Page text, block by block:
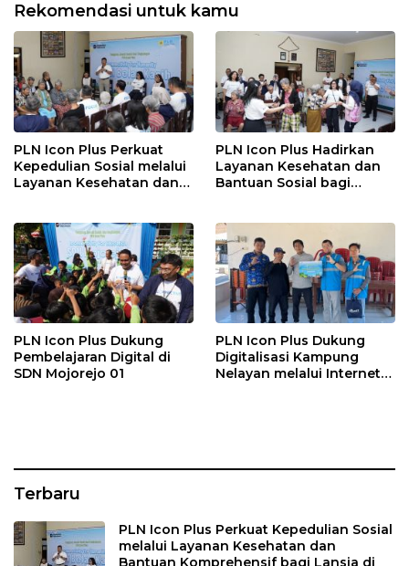
Rekomendasi untuk kamu
PLN Icon Plus Perkuat
Kepedulian Sosial melalui
Layanan Kesehatan dan
PLN Icon Plus Hadirkan
Layanan Kesehatan dan
Bantuan Sosial bagi
PLN Icon Plus Dukung
Pembelajaran Digital di
SDN Mojorejo 01
PLN Icon Plus Dukung
Digitalisasi Kampung
Nelayan melalui Internet
Terbaru
PLN Icon Plus Perkuat Kepedulian Sosial
melalui Layanan Kesehatan dan
Bantuan Komprehensif bagi Lansia di